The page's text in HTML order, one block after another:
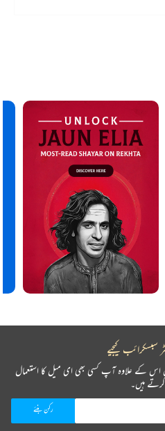
سبسکرائب کیجیے
اس کے علاوہ آپ کسی بھی ای میل کا استعمال
ہیں۔